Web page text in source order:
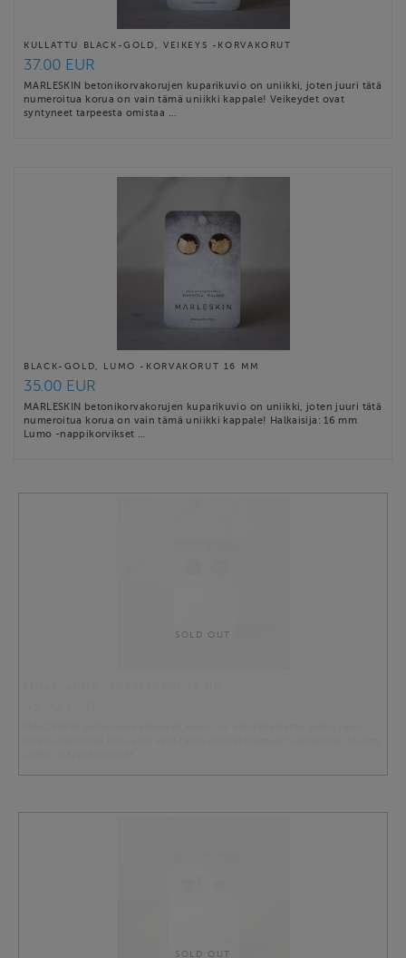
KULLATTU BLACK-GOLD, VEIKEYS -KORVAKORUT
37.00 EUR
MARLESKIN betonikorvakorujen kuparikuvio on uniikki, joten juuri tätä
numeroitua korua on vain tämä uniikki kappale! Veikeydet ovat
syntyneet tarpeesta omistaa …
BLACK-GOLD, LUMO -KORVAKORUT 16 MM
35.00 EUR
MARLESKIN betonikorvakorujen kuparikuvio on uniikki, joten juuri tätä
numeroitua korua on vain tämä uniikki kappale! Halkaisija: 16 mm
Lumo -nappikorvikset …
SOLD OUT
SOLD OUT